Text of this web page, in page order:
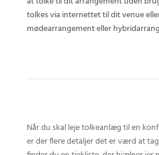
tolkes via internettet til dit venue
mødearrangement eller
Når du skal leje tolkeanlæg til en
er der flere detaljer det er værd at